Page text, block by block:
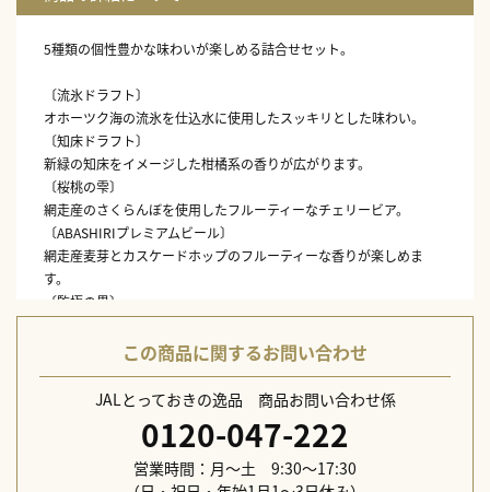
5種類の個性豊かな味わいが楽しめる詰合せセット。
〔流氷ドラフト〕
オホーツク海の流氷を仕込水に使用したスッキリとした味わい。
〔知床ドラフト〕
新緑の知床をイメージした柑橘系の香りが広がります。
〔桜桃の雫〕
網走産のさくらんぼを使用したフルーティーなチェリービア。
〔ABASHIRIプレミアムビール〕
網走産麦芽とカスケードホップのフルーティーな香りが楽しめま
す。
〔監極の黒〕
内容量：流氷ドラフト 330ml×6、知床ドラフト 330ml×6、桜桃の
雫 330ml×6、ABASHIRIプレミアムビール 330ml×3、監極の黒
330ml×3
賞味期限：製造日から270日
この商品に関するお問い合わせ
JALとっておきの逸品 商品お問い合わせ係
0120-047-222
営業時間：月～土 9:30～17:30